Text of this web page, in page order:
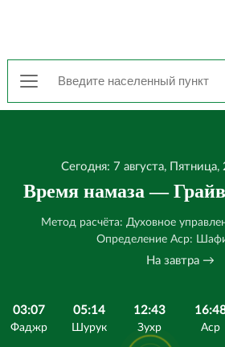
Сегодня: 7 августа,
Время намаза —
Метод расчёта: Духовное
Определение Аср:
На завтра →
03:07
Фаджр
05:14
Шурук
12:43
Зухр Аср